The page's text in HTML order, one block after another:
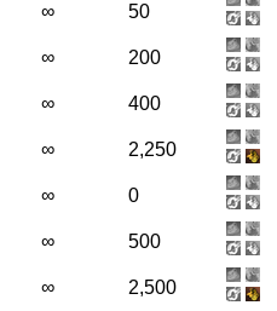
∞ 50
∞ 200
∞ 400
∞ 2,250
∞ 0
∞
500
∞
2,500